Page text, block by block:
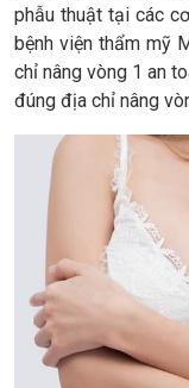
phẫu thuật tại các
bệnh viện thẩm mỹ
chỉ nâng vòng 1 an
đúng địa chỉ nâng